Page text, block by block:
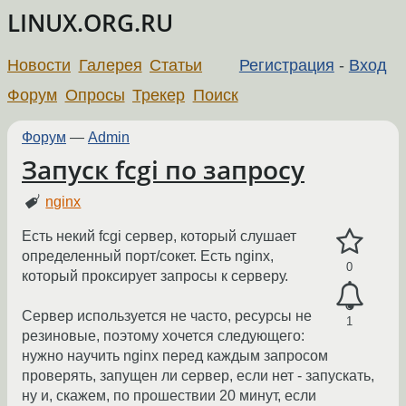
LINUX.ORG.RU
Регистрация - Вход
Новости Галерея Статьи
Форум Опросы Трекер Поиск
Форум — Admin
Запуск fcgi по запросу
nginx
0
1
Есть некий fcgi сервер, который слушает
определенный порт/сокет. Есть nginx,
который проксирует запросы к серверу.
Сервер используется не часто, ресурсы не
резиновые, поэтому хочется следующего:
нужно научить nginx перед каждым запросом
проверять, запущен ли сервер, если нет - запускать,
ну и, скажем, по прошествии 20 минут, если